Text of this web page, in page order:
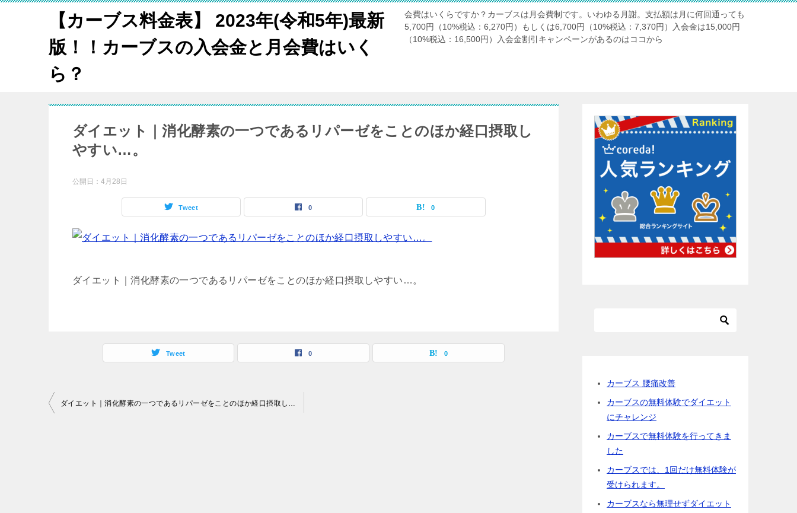
【カーブス料金表】 2023年(令和5年)最新
版！！カーブスの入会金と月会費はいく
ら？
会費はいくらですか？カーブスは月会費制です。いわゆる月謝。支払額は月に何回通っても
5,700円（10%税込：6,270円）もしくは6,700円（10%税込：7,370円）入会金は15,000円
（10%税込：16,500円）入会金割引キャンペーンがあるのはココから
ダイエット｜消化酵素の一つであるリパーゼをことのほか経口摂取し
やすい…。
公開日： 4月28日
Tweet 0 0
ダイエット｜消化酵素の一つであるリパーゼをことのほか経口摂取しやすい…。
Tweet 0 0
投
ダイエット｜消化酵素の一つであるリパーゼをことのほか経口摂取しやすい…。
カーブス 腰痛改善
カーブスの無料体験でダイエット
にチャレンジ
カーブスで無料体験を行ってきま
した
カーブスでは、1回だけ無料体験が
受けられます。
カーブスなら無理せずダイエット